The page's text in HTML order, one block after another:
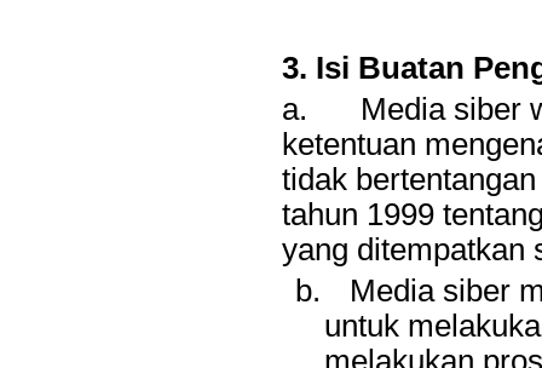
3. Isi Buatan
a.
Media siber
ketentuan
tidak
tahun 1999
yang ditempatkan
b.
Media siber
untuk
melakukan